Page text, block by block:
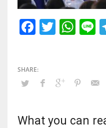
What you can